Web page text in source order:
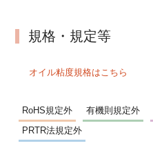
規格・規定等
オイル粘度規格はこちら
RoHS規定外 有機則規定外
PRTR法規定外